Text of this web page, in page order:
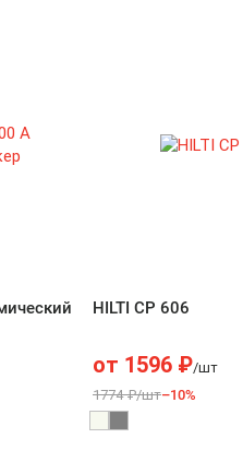
HILTI CP 606
от 1596₽/шт
1774 ₽/шт–10%